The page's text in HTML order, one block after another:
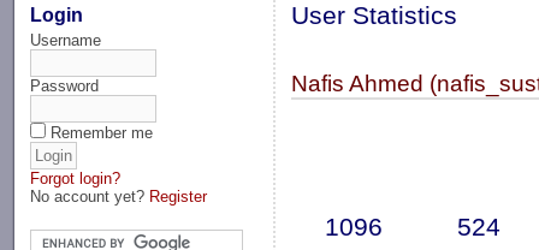
Login
Username
Password
Remember me
Forgot login?
No account yet? Register
User Statistics
Nafis Ahmed
1096 524